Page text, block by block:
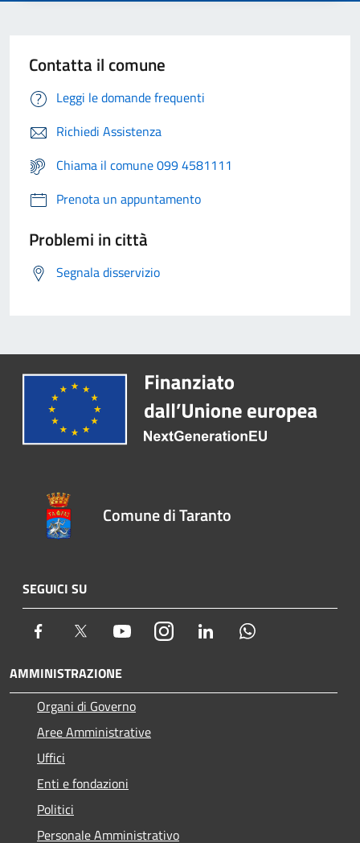
Contatta il comune
Leggi le domande frequenti
Richiedi Assistenza
Chiama il comune 099 4581111
Prenota un appuntamento
Problemi in città
Segnala disservizio
Comune di Taranto
SEGUICI SU
Facebook Twitter YoutubeInstagram LinkedIn
AMMINISTRAZIONE
Organi di Governo
Aree Amministrative
Uffici
Enti e fondazioni
Politici
Personale Amministrativo